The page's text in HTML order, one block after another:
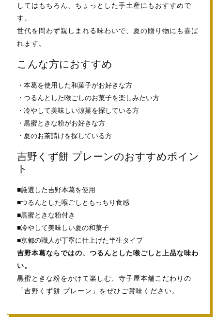
してはもちろん、ちょっとした手土産にもおすすめで
す。
世代を問わず親しまれる味わいで、夏の贈り物にも喜ば
れます。
こんな方におすすめ
・本葛を使用した和菓子がお好きな方
・つるんとした喉ごしのお菓子を楽しみたい方
・冷やして美味しい涼菓を探している方
・黒蜜ときな粉がお好きな方
・夏のお茶請けを探している方
吉野くず餅 プレーンのおすすめポイン
ト
■厳選した吉野本葛を使用
■つるんとした喉ごしともっちり食感
■黒蜜ときな粉付き
■冷やして美味しい夏の和菓子
■京都の職人が丁寧に仕上げた半生タイプ
吉野本葛ならではの、つるんとした喉ごしと上品な味わ
い。
黒蜜ときな粉をかけて楽しむ、寺子屋本舗こだわりの
「吉野くず餅 プレーン」をぜひご賞味ください。